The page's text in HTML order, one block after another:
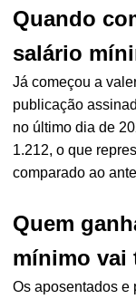
Quando
salário
Já começou a
publicação
no último dia de
1.212, o que
comparado ao
Quem
mínimo vai
Os aposentados e